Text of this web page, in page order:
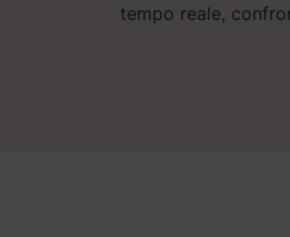
tempo reale,